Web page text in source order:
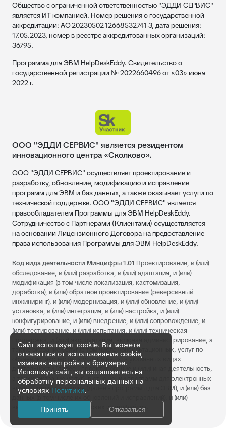
Общество с ограниченной ответственностью "ЭДДИ СЕРВИС"
является ИТ компанией. Номер решения о государственной
аккредитации: АО-20230502-12668532741-3, дата решения:
17.05.2023, номер в реестре аккредитованных организаций:
36795.
Программа для ЭВМ HelpDeskEddy. Свидетельство о
государственной регистрации № 2022660496 от «03» июня
2022 г.
ООО "ЭДДИ СЕРВИС" является резидентом
инновационного центра «Сколково».
ООО "ЭДДИ СЕРВИС" осуществляет проектирование и
разработку, обновление, модификацию и исправление
программ для ЭВМ и баз данных, а также оказывает услуги по
технической поддержке. ООО "ЭДДИ СЕРВИС" является
правообладателем Программы для ЭВМ HelpDeskEddy.
Сотрудничество с Партнерами (Клиентами) осуществляется
на основании Лицензионного Договора на предоставление
права использования Программы для ЭВМ HelpDeskEddy.
Код вида деятельности Минцифры 1.01 Проектирование, и (или)
обследование, и (или) разработка, и (или) адаптация, и (или)
модификация (в том числе локализация, кастомизация,
доработка), и (или) обратное проектирование (реверсивный
инжиниринг), и (или) модернизация, и (или) обновление, и (или)
установка, и (или) интеграция, и (или) настройка, и (или)
конфигурирование, и (или) внедрение, и (или) сопровождение, и
(или) тестирование, и (или) испытания, и (или) техническая
поддержка, и (или) эксплуатация, включая администрирование, а
также оказание услуг (в том числе консультационных, услуг по
обучению, экспертных услуг и иных) в указанных видах
деятельности (далее - проектирование и (или) иная деятельность,
а также оказание услуг), в отношении программ для электронных
вычислительных машин (далее - программы для ЭВМ), и (или) баз
данных (в том числе их обновлений и исправлений), и (или)
визуальных пользовательских интерфейсов.
Сайт использует cookie. Вы можете
отказаться от использования cookie,
изменив настройки в браузере.
Используя сайт, вы соглашаетесь на
обработку персональных данных на
условиях Политики.
Принять Отказаться